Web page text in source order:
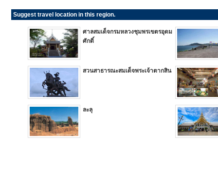
Suggest travel location in this region.
ศาลสมเด็จกรมหลวงชุมพรเขตรอุดม
ศักดิ์
สวนสาธารณะสมเด็จพระเจ้าตากสิน
ละลุ